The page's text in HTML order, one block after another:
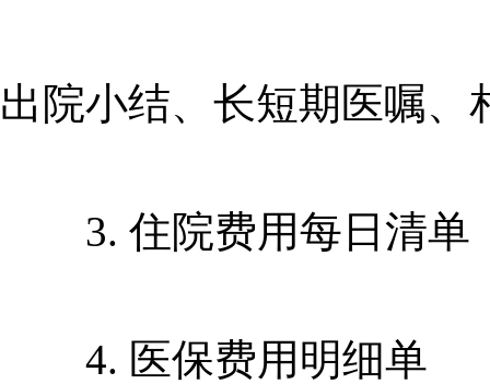
出院小结、长短期医嘱、
3. 住院费用每日清单
4. 医保费用明细单